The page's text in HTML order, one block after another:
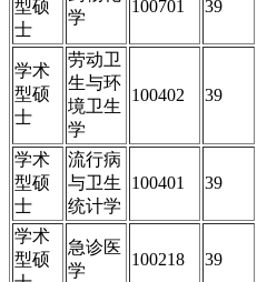
型硕
士
学
100701 39
学术
型硕
士
劳动卫
生与环
境卫生
学
100402 39
学术
型硕
士
流行病
与卫生
统计学
100401 39
学术
型硕
急诊医
学
100218 39